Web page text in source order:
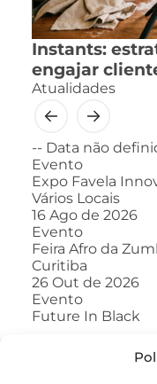
Instants:
engajar
Atualidades
-- Data não
Evento
Expo Favela
Vários Locais
16 Ago de 2026
Evento
Feira Afro da
Curitiba
26 Out de 2026
Evento
Future In Black